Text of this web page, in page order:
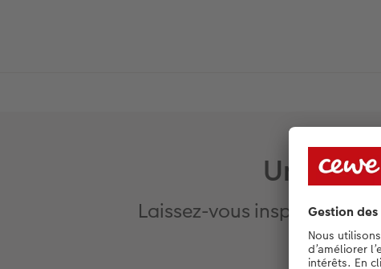
Un
Laissez-vous inspirer et